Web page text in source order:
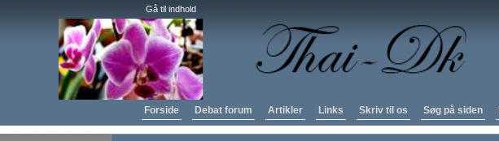
Gå til indhold
Forside Debat forum Artikler Links Skriv til os Søg på siden